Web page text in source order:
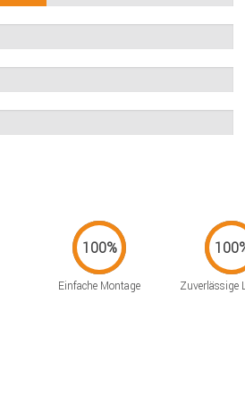
Einfache Montage Zuverlässige